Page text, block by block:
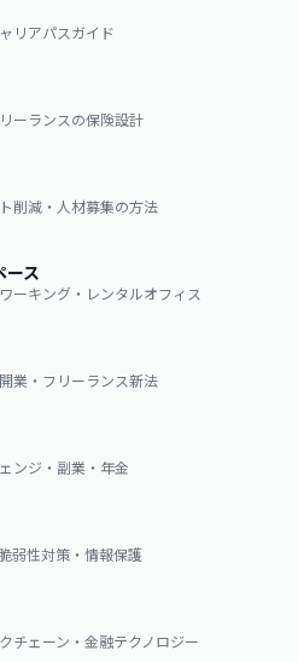
リアパスガイド
ーランスの保険設計
削減・人材募集の方法
ース
ーキング・レンタルオフィス
業・フリーランス新法
ンジ・副業・年金
弱性対策・情報保護
チェーン・金融テクノロジー